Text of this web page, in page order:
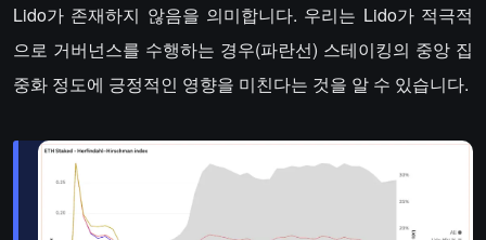
Lido가 존재하지 않음을 의미합니다. 우리는 Lido가 적극적
으로 거버넌스를 수행하는 경우(파란선) 스테이킹의 중앙 집
중화 정도에 긍정적인 영향을 미친다는 것을 알 수 있습니다.